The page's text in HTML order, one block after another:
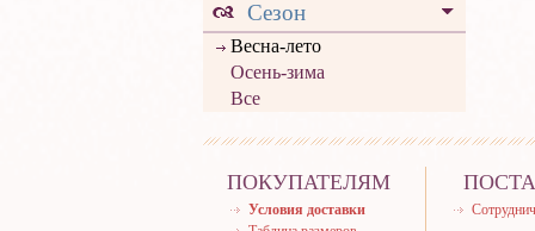
Сезон
Весна-лето
Осень-зима
Все
ПОКУПАТЕЛЯМ
Условия доставки